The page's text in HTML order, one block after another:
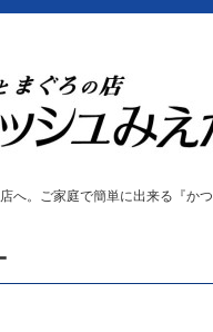
へ。ご家庭で簡単に出来る『か